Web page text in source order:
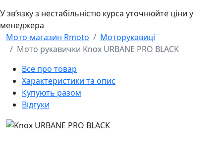
У звʼязку з нестабільністю курса уточнюйте ціни у
менеджера
Мото-магазин Rmoto
Моторукавиці
Мото рукавички Knox URBANE PRO BLACK
Все про товар
Характеристики та опис
Купують разом
Відгуки